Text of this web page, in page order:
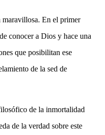
En el primer
conocer a Dios y hace una
que posibilitan ese
de la sed de
de la inmortalidad
de la verdad sobre este